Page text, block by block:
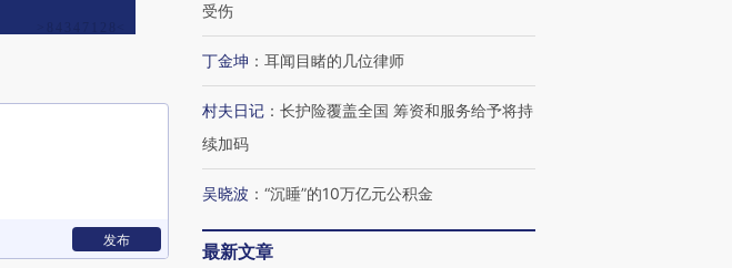
发布
受伤
丁金坤 ： 耳闻目睹的几位律师
村夫日记 ： 长护险覆盖全国 筹资和服务给予将持
续加码
吴晓波 ： “沉睡”的10万亿元公积金
最新文章